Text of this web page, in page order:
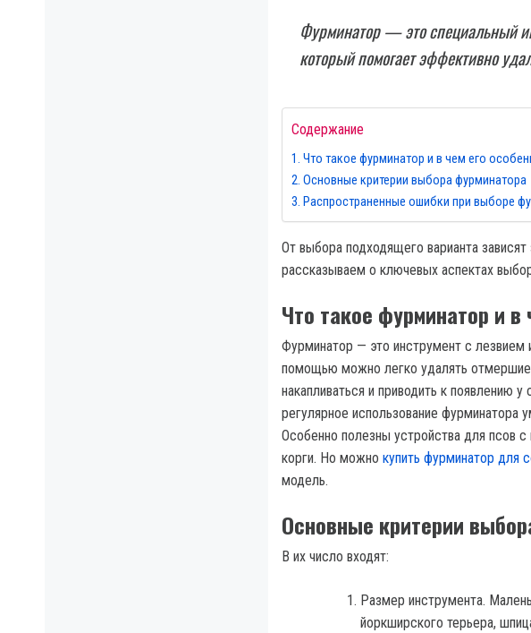
Фурминатор — это специальный
который помогает эффективно
Содержание
Что такое фурминатор и в чем его
Основные критерии выбора фурминатора
Распространенные ошибки при выборе
От выбора подходящего варианта
рассказываем о ключевых аспектах
Что такое фурминатор и в
Фурминатор — это инструмент с лезвием
помощью можно легко удалять
накапливаться и приводить к появлению
регулярное использование
Особенно полезны устройства для псов
корги. Но можно купить фурминатор для
модель.
Основные критерии
В их число входят:
Размер инструмента.
йоркширского терьера,